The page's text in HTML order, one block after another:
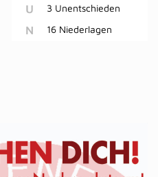
U 3 Unentschieden
N 16 Niederlagen